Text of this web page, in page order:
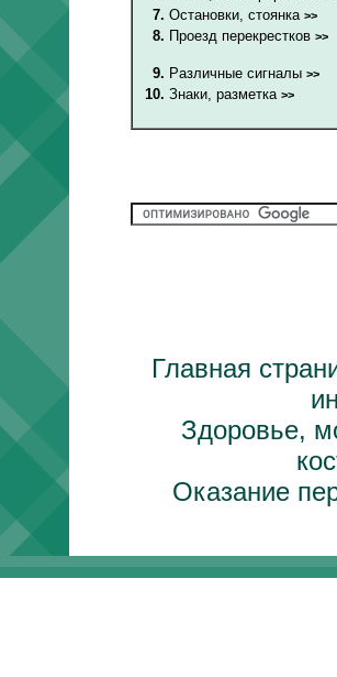
7. Остановки, стоянка >>
8. Проезд перекрестков >>
9. Различные сигналы >>
10. Знаки, разметка >>
Главная
Здоровье,
Оказание